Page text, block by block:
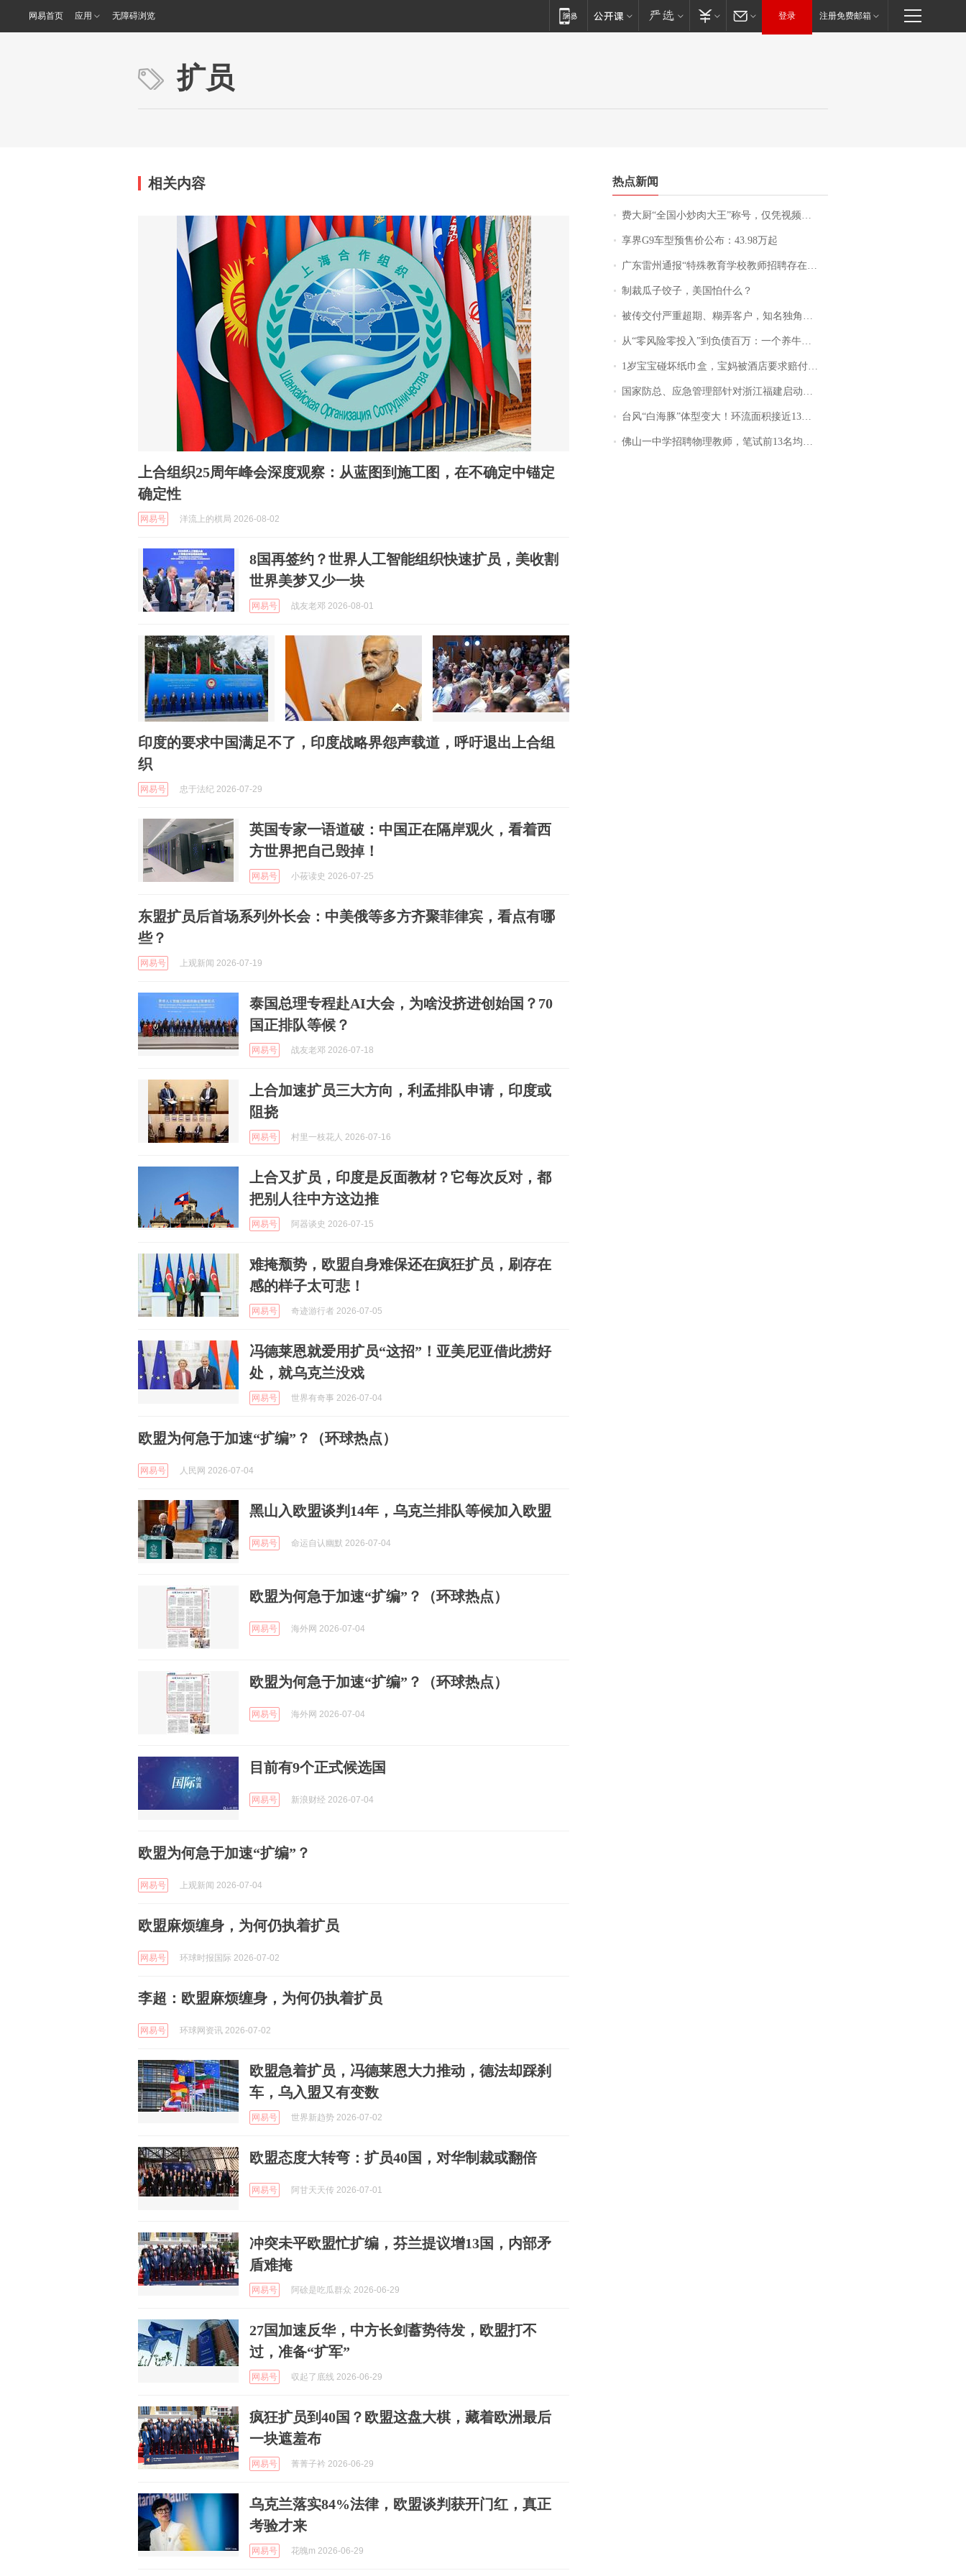
网易首页 应用 无障碍浏览 登录 注册免费邮箱
扩员
相关内容
上合组织25周年峰会深度观察：从蓝图到施工图，在不确定中锚定
确定性
网易号 洋流上的棋局 2026-08-02
8国再签约？世界人工智能组织快速扩员，美收割
世界美梦又少一块
网易号 战友老邓 2026-08-01
印度的要求中国满足不了，印度战略界怨声载道，呼吁退出上合组
织
网易号 忠于法纪 2026-07-29
英国专家一语道破：中国正在隔岸观火，看着西
方世界把自己毁掉！
网易号 小莜读史 2026-07-25
东盟扩员后首场系列外长会：中美俄等多方齐聚菲律宾，看点有哪
些？
网易号 上观新闻 2026-07-19
泰国总理专程赴AI大会，为啥没挤进创始国？70
国正排队等候？
网易号 战友老邓 2026-07-18
上合加速扩员三大方向，利孟排队申请，印度或
阻挠
网易号 村里一枝花人 2026-07-16
上合又扩员，印度是反面教材？它每次反对，都
把别人往中方这边推
网易号 阿器谈史 2026-07-15
难掩颓势，欧盟自身难保还在疯狂扩员，刷存在
感的样子太可悲！
网易号 奇迹游行者 2026-07-05
冯德莱恩就爱用扩员“这招”！亚美尼亚借此捞好
处，就乌克兰没戏
网易号 世界有奇事 2026-07-04
欧盟为何急于加速“扩编”？（环球热点）
网易号 人民网 2026-07-04
黑山入欧盟谈判14年，乌克兰排队等候加入欧盟
网易号 命运自认幽默 2026-07-04
欧盟为何急于加速“扩编”？（环球热点）
网易号 海外网 2026-07-04
欧盟为何急于加速“扩编”？（环球热点）
网易号 海外网 2026-07-04
目前有9个正式候选国
网易号 新浪财经 2026-07-04
欧盟为何急于加速“扩编”？
网易号 上观新闻 2026-07-04
欧盟麻烦缠身，为何仍执着扩员
网易号 环球时报国际 2026-07-02
李超：欧盟麻烦缠身，为何仍执着扩员
网易号 环球网资讯 2026-07-02
欧盟急着扩员，冯德莱恩大力推动，德法却踩刹
车，乌入盟又有变数
网易号 世界新趋势 2026-07-02
欧盟态度大转弯：扩员40国，对华制裁或翻倍
网易号 阿甘天天传 2026-07-01
冲突未平欧盟忙扩编，芬兰提议增13国，内部矛
盾难掩
网易号 阿硢是吃瓜群众 2026-06-29
27国加速反华，中方长剑蓄势待发，欧盟打不
过，准备“扩军”
网易号 収起了底线 2026-06-29
疯狂扩员到40国？欧盟这盘大棋，藏着欧洲最后
一块遮羞布
网易号 菁菁子衿 2026-06-29
乌克兰落实84%法律，欧盟谈判获开门红，真正
考验才来
网易号 花魄m 2026-06-29
热点新闻
费大厨“全国小炒肉大王”称号，仅凭视频评出？中国烹饪协会回应
享界G9车型预售价公布：43.98万起
广东雷州通报“特殊教育学校教师招聘存在违规行为”：已启动问责程序 副校长被停职
制裁瓜子饺子，美国怕什么？
被传交付严重超期、糊弄客户，知名独角兽车企创始人回应：都没证据，将依法采取措施，“本人长期与美国交管局保持沟通，对方表示肯定”
从“零风险零投入”到负债百万：一个养牛项目崩盘后，谁该为农户的贷款买单丨红星调查
1岁宝宝碰坏纸巾盒，宝妈被酒店要求赔付924元！三亚一酒店回复：骨瓷定制！网友一查价格，吵翻了
国家防总、应急管理部针对浙江福建启动防汛防台风四级应急响应
台风“白海豚”体型变大！环流面积接近13个浙江那么大
佛山一中学招聘物理教师，笔试前13名均遭淘汰？教育局：已叫停招聘，成立调查组全面核查